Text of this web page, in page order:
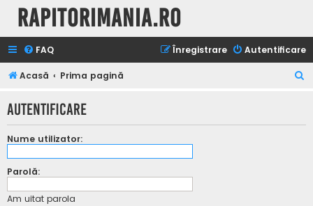
Rapitorimania.ro
FAQ Autentificare
Înregistrare
Acasă Prima pagină
t
Autentificare
Nume utilizator:
Parolă:
Am uitat parola